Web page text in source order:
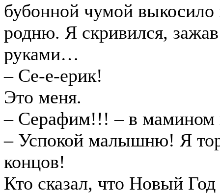
бубонной чумой
родню. Я скривился,
руками…
– Се-е-ерик!
Это меня.
– Серафим!!! – в мамином
– Успокой малышню! Я
концов!
Кто сказал, что Новый